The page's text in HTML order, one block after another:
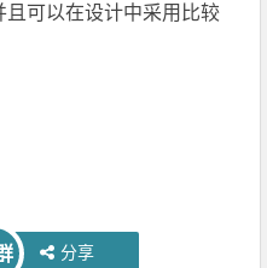
可以在设计中采用比较
分享